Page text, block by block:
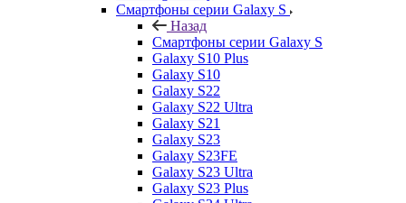
Смартфоны серии Galaxy S
Назад
Смартфоны серии Galaxy S
Galaxy S10 Plus
Galaxy S10
Galaxy S22
Galaxy S22 Ultra
Galaxy S21
Galaxy S23
Galaxy S23FE
Galaxy S23 Ultra
Galaxy S23 Plus